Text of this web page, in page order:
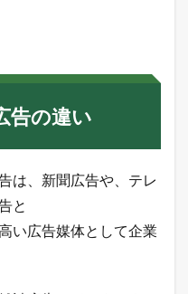
告の違い
は、新聞広告や、テレ
と
い広告媒体として企業